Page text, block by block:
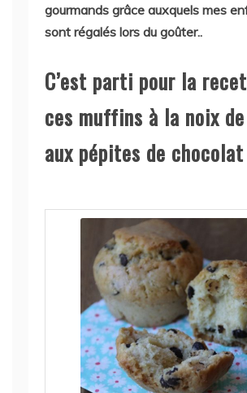
gourmands grâce auxquels mes
sont régalés lors du goûter..
C’est parti pour la
ces muffins à la noix
aux pépites de